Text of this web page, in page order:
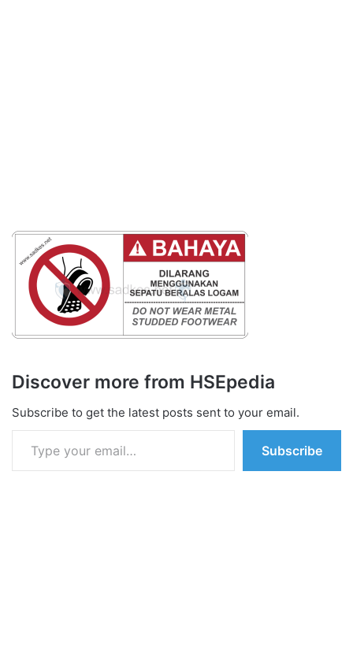
Discover more from HSEpedia
Subscribe to get the latest posts sent to your email.
Type your email…
Subscribe